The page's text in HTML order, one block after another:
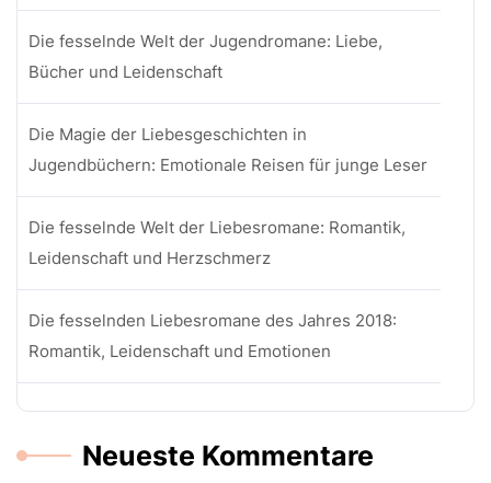
Die fesselnde Welt der Jugendromane: Liebe,
Bücher und Leidenschaft
Die Magie der Liebesgeschichten in
Jugendbüchern: Emotionale Reisen für junge Leser
Die fesselnde Welt der Liebesromane: Romantik,
Leidenschaft und Herzschmerz
Die fesselnden Liebesromane des Jahres 2018:
Romantik, Leidenschaft und Emotionen
Neueste Kommentare